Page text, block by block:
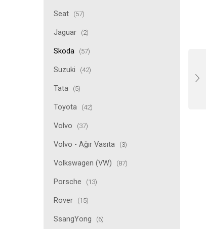
Seat (57)
Jaguar (2)
Skoda (57)
Suzuki (42)
Tata (5)
Toyota (42)
Volvo (37)
Volvo - Ağır Vasıta (3)
Volkswagen (VW) (87)
Porsche (13)
Rover (15)
SsangYong (6)